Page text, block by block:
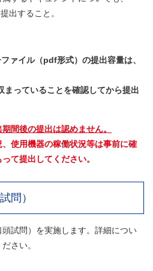
出すること。
ァイル（pdf形式）の提出容量は、
っていることを確認してから提出
間後の提出は認めません。
使用機器の稼働状況等は事前に確
て提出してください。
問）
試問）を実施します。詳細につい
さい。